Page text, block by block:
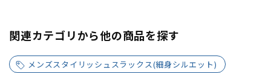
関連カテゴリから他の商品を探す
メンズスタイリッシュスラックス(細身シルエット)